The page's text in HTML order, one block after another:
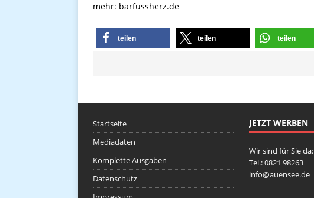
mehr: barfussherz.de
teilen teilen teilen
Startseite
Mediadaten
Komplette Ausgaben
Datenschutz
JETZT WERBEN
Wir sind für Sie da:
Tel.: 0821 98263
info@auensee.de